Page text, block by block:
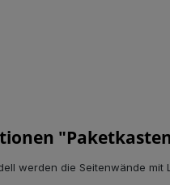
werden die Seitenwände